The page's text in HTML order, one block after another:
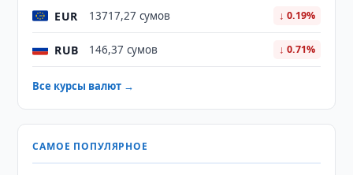
EUR 13717,27 сумов ↓ 0.19%
RUB 146,37 сумов ↓ 0.71%
Все курсы валют →
САМОЕ ПОПУЛЯРНОЕ